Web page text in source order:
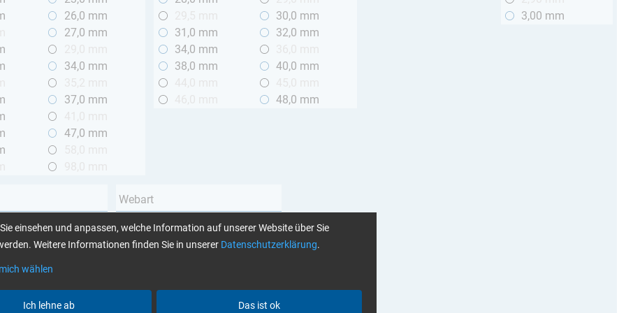
26,0 mm
27,0 mm
34,0 mm
37,0 mm
47,0 mm
30,0 mm
31,0 mm
32,0 mm
34,0 mm
38,0 mm
40,0 mm
48,0 mm
3,00 mm
Webart
einsehen und anpassen, welche Information auf unserer Website über Sie
Weitere Informationen finden Sie in unserer Datenschutzerklärung.
wählen
Ich lehne ab Das ist ok